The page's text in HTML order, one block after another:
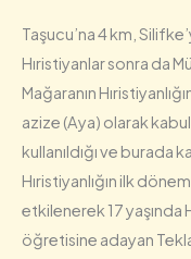
Taşucu’na 4 km,
Hıristiyanlar sonra da
Mağaranın
azize (Aya) olarak
kullanıldığı ve burada
Hıristiyanlığın ilk
etkilenerek 17 yaşında
öğretisine adayan
Meryemlik)/AYDINCIK
(Kelenderis-
Gilindere)